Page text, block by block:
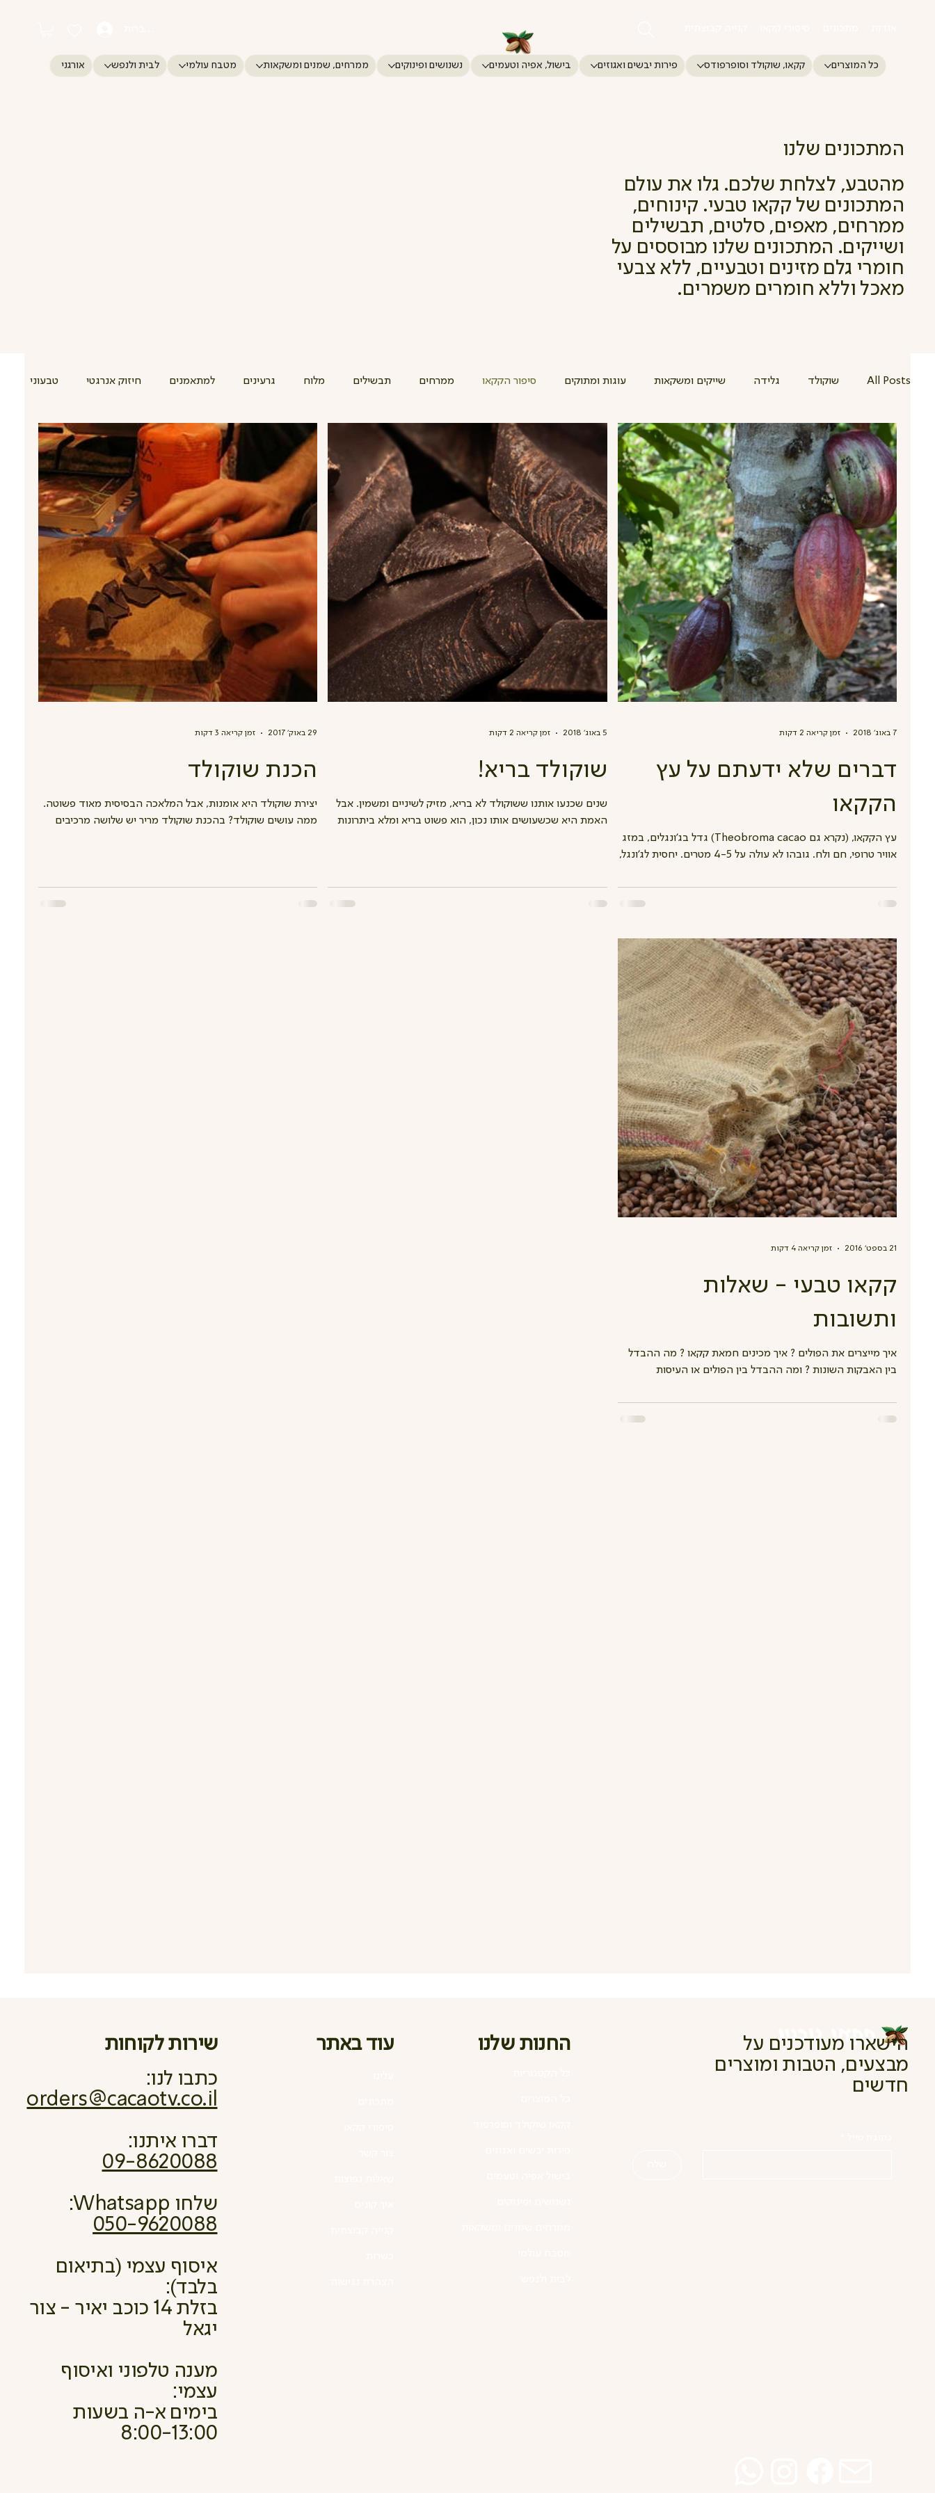
כל המוצרים קקאו, שוקולד וסופרפודס פירות יבשים ואגוזים בישול, אפיה וטעמים נשנושים ופינוקים ממרחים, שמנים ומשקאות מטבח עולמי לבית ולנפש אורגני
המתכונים שלנו
מהטבע, לצלחת שלכם. גלו את עולם
המתכונים של קקאו טבעי. קינוחים,
ממרחים, מאפים, סלטים, תבשילים
ושייקים. המתכונים שלנו מבוססים על
חומרי גלם מזינים וטבעיים, ללא צבעי
מאכל וללא חומרים משמרים.
All Posts שוקולד גלידה שייקים ומשקאות עוגות ומתוקים סיפור הקקאו ממרחים תבשילים מלוח גרעינים למתאמנים חיזוק אנרגטי טבעוני
ללא גלוטן פירות העונה אומגה 3 לחמים
דברים שלא ידעתם על עץ
הקקאו
עץ הקקאו, (נקרא גם Theobroma cacao) גדל בג'ונגלים, במזג
אוויר טרופי, חם ולח. גובהו לא עולה על 4-5 מטרים. יחסית לג'ונגל,
7 באוג׳ 2018 זמן קריאה 2 דקות
שוקולד בריא!
שנים שכנעו אותנו ששוקולד לא בריא, מזיק לשיניים ומשמין. אבל
האמת היא שכשעושים אותו נכון, הוא פשוט בריא ומלא ביתרונות
5 באוג׳ 2018 זמן קריאה 2 דקות
הכנת שוקולד
יצירת שוקולד היא אומנות, אבל המלאכה הבסיסית מאוד פשוטה.
ממה עושים שוקולד? בהכנת שוקולד מריר יש שלושה מרכיבים
29 באוק׳ 2017 זמן קריאה 3 דקות
קקאו טבעי - שאלות
ותשובות
איך מייצרים את הפולים ? איך מכינים חמאת קקאו ? מה ההבדל
בין האבקות השונות ? ומה ההבדל בין הפולים או העיסות
21 בספט׳ 2016 זמן קריאה 4 דקות
הישארו מעודכנים על
מבצעים, הטבות ומוצרים
חדשים
החנות שלנו עוד באתר
שירות לקוחות
כתבו לנו:
orders@cacaotv.co.il
דברו איתנו:
09-8620088
שלחו Whatsapp:
050-9620088
איסוף עצמי (בתיאום
בלבד):
בזלת 14 כוכב יאיר - צור
יגאל
מענה טלפוני ואיסוף
עצמי:
בימים א-ה בשעות
8:00-13:00